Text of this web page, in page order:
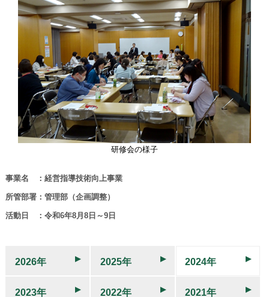
研修会の様子
事業名 ：経営指導技術向上事業
所管部署：管理部（企画調整）
活動日 ：令和6年8月8日～9日
2026年 2025年 2024年
2023年 2022年 2021年